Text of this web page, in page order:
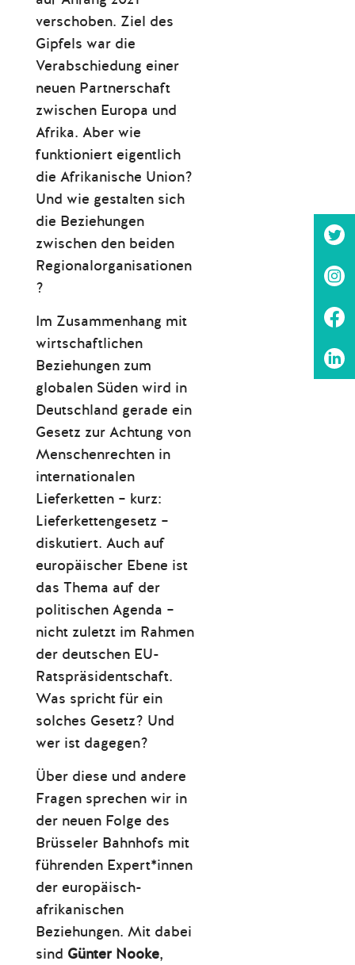
verschoben. Ziel des
Gipfels war die
Verabschiedung einer
neuen Partnerschaft
zwischen Europa und
Afrika. Aber wie
funktioniert eigentlich
die Afrikanische Union?
Und wie gestalten sich
die Beziehungen
zwischen den beiden
Regionalorganisationen
?
Im Zusammenhang mit
wirtschaftlichen
Beziehungen zum
globalen Süden wird in
Deutschland gerade ein
Gesetz zur Achtung von
Menschenrechten in
internationalen
Lieferketten – kurz:
Lieferkettengesetz –
diskutiert. Auch auf
europäischer Ebene ist
das Thema auf der
politischen Agenda –
nicht zuletzt im Rahmen
der deutschen EU-
Ratspräsidentschaft.
Was spricht für ein
solches Gesetz? Und
wer ist dagegen?
Über diese und andere
Fragen sprechen wir in
der neuen Folge des
Brüsseler Bahnhofs mit
führenden Expert*innen
der europäisch-
afrikanischen
Beziehungen. Mit dabei
sind Günter Nooke,